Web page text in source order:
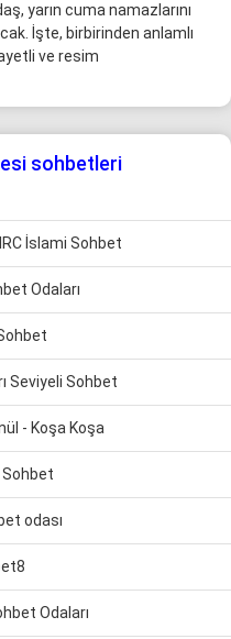
yarın cuma namazlarını
İşte, birbirinden anlamlı
ve resim
sohbetleri
İslami Sohbet
Odaları
Seviyeli Sohbet
- Koşa Koşa
odası
Odaları